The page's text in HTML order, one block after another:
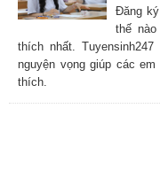
Đăng
thế
thích nhất.
nguyện vọng giúp các
thích.